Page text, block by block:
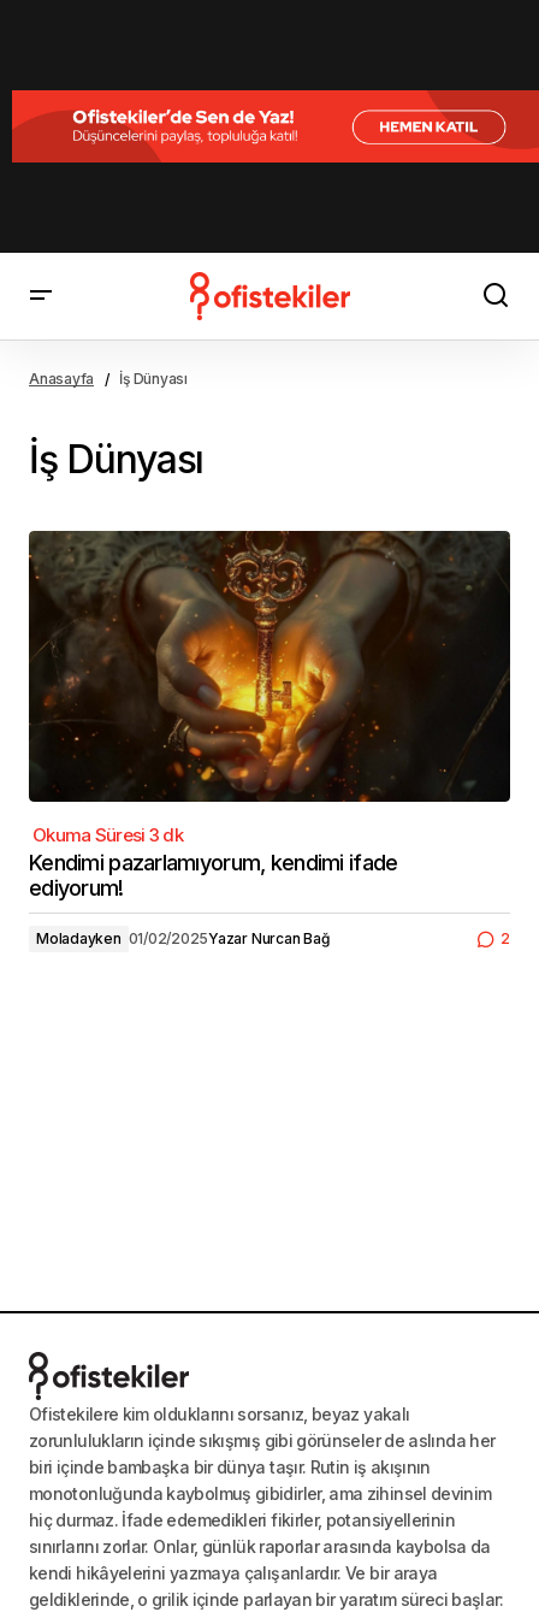
Anasayfa İş Dünyası
İş Dünyası
Kendimi pazarlamıyorum, kendimi ifade
ediyorum!
Moladayken 01/02/2025Yazar Nurcan Bağ 2
Ofistekilere kim olduklarını sorsanız, beyaz yakalı
zorunlulukların içinde sıkışmış gibi görünseler de aslında her
biri içinde bambaşka bir dünya taşır. Rutin iş akışının
monotonluğunda kaybolmuş gibidirler, ama zihinsel devinim
hiç durmaz. İfade edemedikleri fikirler, potansiyellerinin
sınırlarını zorlar. Onlar, günlük raporlar arasında kaybolsa da
kendi hikâyelerini yazmaya çalışanlardır. Ve bir araya
geldiklerinde, o grilik içinde parlayan bir yaratım süreci başlar: